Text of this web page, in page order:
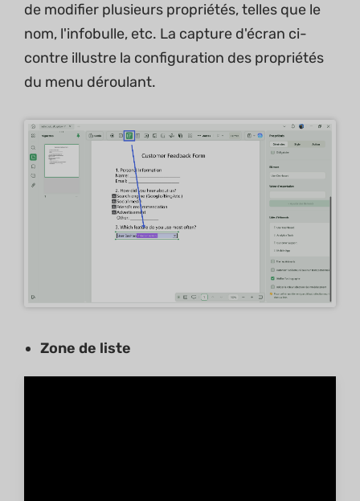
de modifier plusieurs propriétés, telles que le
nom, l'infobulle, etc. La capture d'écran ci-
contre illustre la configuration des propriétés
du menu déroulant.
Zone de liste